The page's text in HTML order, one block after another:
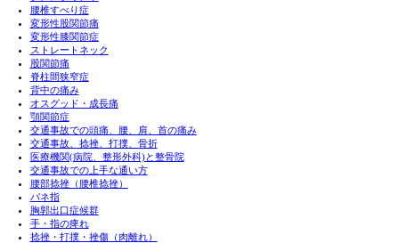
鍼灸
マッサージ
小顔矯正
症状別MENU
首痛・肩痛
膝痛
腰痛・坐骨神経痛
頭痛